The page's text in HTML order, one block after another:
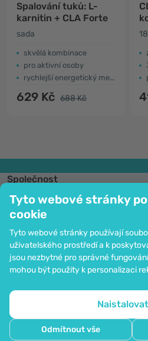
Tyto webové stránky
cookie
Tyto webové stránky používají
uživatelského prostředí a k
jsou nezbytné pro správné
mohou být použity k personalizaci
Odmítnout vše
Spalování tuků: L-
karnitin + CLA Forte
sada
skvělá kombinace
pro aktivní osoby
rychlejší energetický metabolismus
629 Kč 688 Kč
Společnost
Informace
Připojte se k nám
Pomoc a objednávky
Možnost platby kartou. Ochrana
SSL.
Mapa stránek